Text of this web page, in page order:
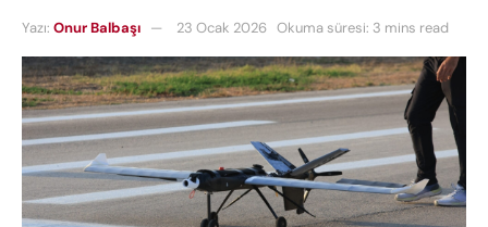
Yazı: Onur Balbaşı 23 Ocak 2026 Okuma süresi: 3 mins read